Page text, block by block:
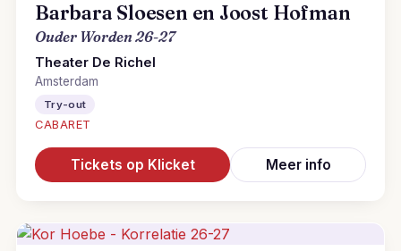
Barbara Sloesen en Joost Hofman
Ouder Worden 26-27
Theater De Richel
Amsterdam
Try-out
CABARET
Tickets op Klicket Meer info